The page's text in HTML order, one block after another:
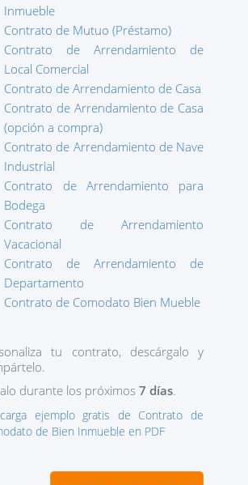
Inmueble
Contrato de Mutuo (Préstamo)
Contrato de Arrendamiento de
Local Comercial
Contrato de Arrendamiento de Casa
Contrato de Arrendamiento de Casa
(opción a compra)
Contrato de Arrendamiento de Nave
Industrial
Contrato de Arrendamiento para
Bodega
Contrato de Arrendamiento
Vacacional
Contrato de Arrendamiento de
Departamento
Contrato de Comodato Bien Mueble
tu contrato, descárgalo y
durante los próximos7 días.
ejemplo gratis de Contrato de
de Bien Inmueble en PDF